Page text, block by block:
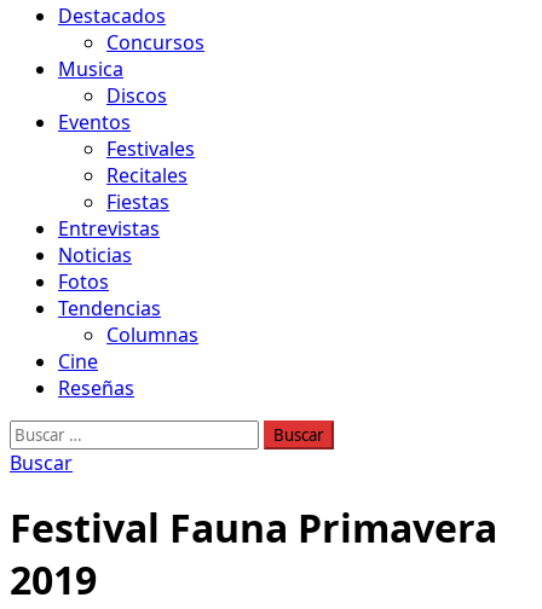
Menú
principal
Destacados
Concursos
Musica
Discos
Eventos
Festivales
Recitales
Fiestas
Entrevistas
Noticias
Fotos
Tendencias
Columnas
Cine
Reseñas
Buscar:
Buscar
Festival Fauna Primavera
2019